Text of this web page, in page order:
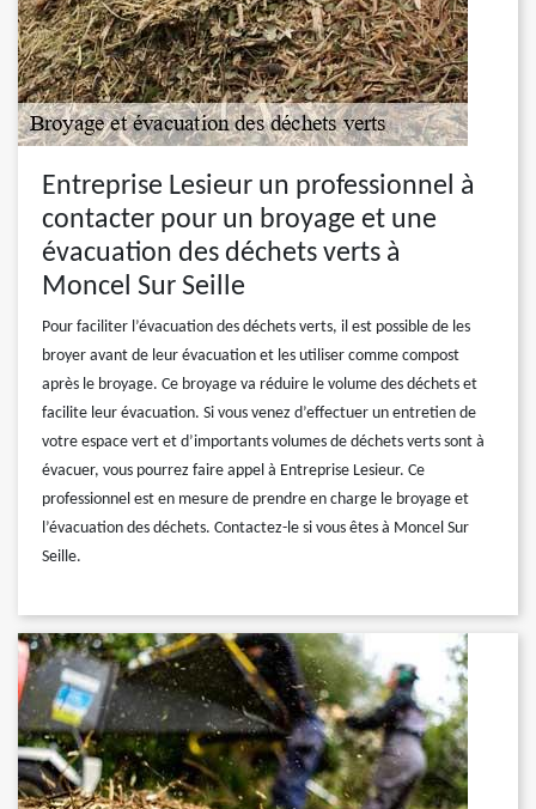
Entreprise Lesieur un professionnel à
contacter pour un broyage et une
évacuation des déchets verts à
Moncel Sur Seille
Pour faciliter l’évacuation des déchets verts, il est possible de les
broyer avant de leur évacuation et les utiliser comme compost
après le broyage. Ce broyage va réduire le volume des déchets et
facilite leur évacuation. Si vous venez d’effectuer un entretien de
votre espace vert et d’importants volumes de déchets verts sont à
évacuer, vous pourrez faire appel à Entreprise Lesieur. Ce
professionnel est en mesure de prendre en charge le broyage et
l’évacuation des déchets. Contactez-le si vous êtes à Moncel Sur
Seille.